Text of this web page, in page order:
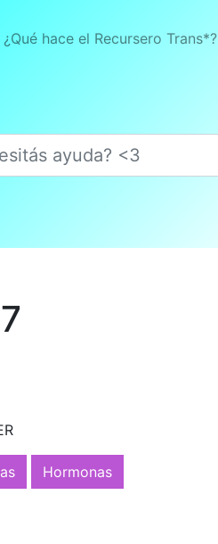
¿Qué hace el Recursero Trans*?
<3
Hormonas